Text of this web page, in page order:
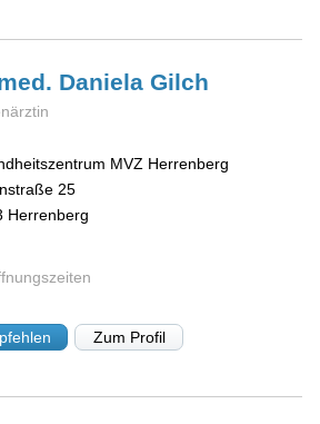
DanielaGilch
MVZ Herrenberg
25
Herrenberg
Zum Profil